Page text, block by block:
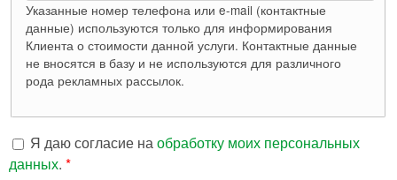
Указанные номер телефона или e-mail (контактные
данные) используются только для информирования
Клиента о стоимости данной услуги. Контактные данные
не вносятся в базу и не используются для различного
рода рекламных рассылок.
Я даю согласие наобработку моих персональных
данных. *